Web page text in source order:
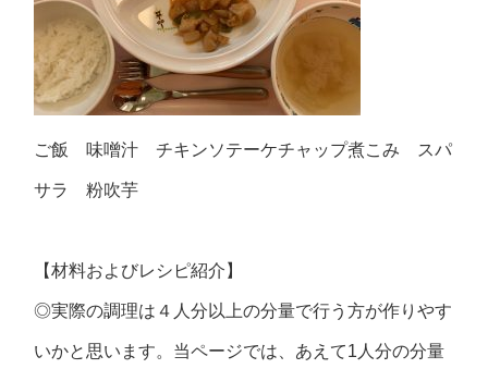
ご飯 味噌汁 チキンソテーケチャップ煮こみ スパ
サラ 粉吹芋
【材料およびレシピ紹介】
◎実際の調理は４人分以上の分量で行う方が作りやす
いかと思います。当ページでは、あえて1人分の分量